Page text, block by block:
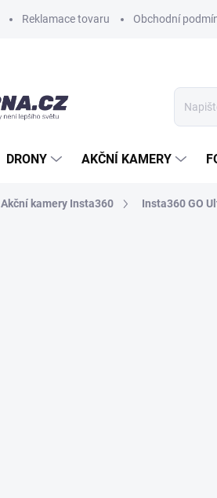
Reklamace tovaru Obchodní
DRONY AKČNÍ KAMERY
Akční kamery Insta360 Insta360 GO